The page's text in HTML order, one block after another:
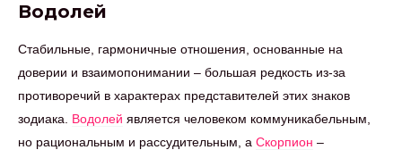
Водолей
Стабильные, гармоничные отношения, основанные на
доверии и взаимопонимании – большая редкость из-за
противоречий в характерах представителей этих знаков
зодиака. Водолей является человеком коммуникабельным,
но рациональным и рассудительным, а Скорпион –